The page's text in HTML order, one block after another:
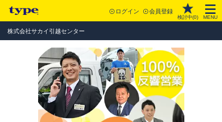
ログイン 会員登録
検討中(0) MENU
株式会社サカイ引越センター